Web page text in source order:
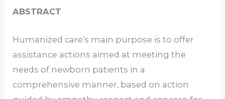
ABSTRACT
Humanized care’s main purpose is to offer
assistance actions aimed at meeting the
needs of newborn patients in a
comprehensive manner, based on action